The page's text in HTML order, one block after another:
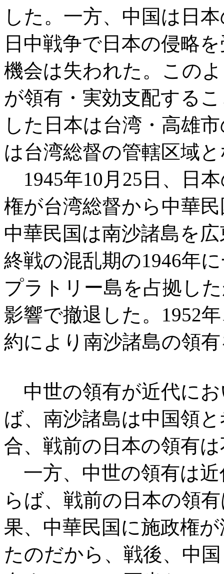
した。一方、中国は日
日中戦争で日本の侵略
機会は失われた。この
が領有・実効支配する
した日本は台湾・高雄
は台湾総督の管轄区域
1945年10月25日、日
権が台湾総督から中華
中華民国は南沙諸島を
終戦の混乱期の1946年
プラトリー島を占拠し
影響で撤退した。1952
約により南沙諸島の領
中世の領有が近代に
ば、南沙諸島は中国領
合、戦前の日本の領有
一方、中世の領有は
らば、戦前の日本の領
果、中華民国に施政権
たのだから、戦後、中